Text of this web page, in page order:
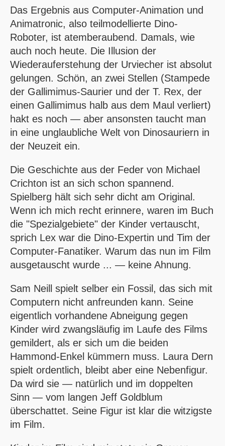
Das Ergebnis aus Computer-Animation und
Animatronic, also teilmodellierte Dino-
Roboter, ist atemberaubend. Damals, wie
auch noch heute. Die Illusion der
Wiederauferstehung der Urviecher ist absolut
gelungen. Schön, an zwei Stellen (Stampede
der Gallimimus-Saurier und der T. Rex, der
einen Gallimimus halb aus dem Maul verliert)
hakt es noch — aber ansonsten taucht man
in eine unglaubliche Welt von Dinosauriern in
der Neuzeit ein.
Die Geschichte aus der Feder von Michael
Crichton ist an sich schon spannend.
Spielberg hält sich sehr dicht am Original.
Wenn ich mich recht erinnere, waren im Buch
die "Spezialgebiete" der Kinder vertauscht,
sprich Lex war die Dino-Expertin und Tim der
Computer-Fanatiker. Warum das nun im Film
ausgetauscht wurde ... — keine Ahnung.
Sam Neill spielt selber ein Fossil, das sich mit
Computern nicht anfreunden kann. Seine
eigentlich vorhandene Abneigung gegen
Kinder wird zwangsläufig im Laufe des Films
gemildert, als er sich um die beiden
Hammond-Enkel kümmern muss. Laura Dern
spielt ordentlich, bleibt aber eine Nebenfigur.
Da wird sie — natürlich und im doppelten
Sinn — vom langen Jeff Goldblum
überschattet. Seine Figur ist klar die witzigste
im Film.